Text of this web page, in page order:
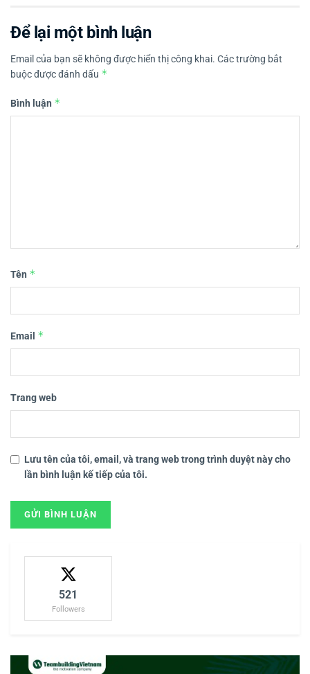
Để lại một bình luận
Email của bạn sẽ không được hiển thị công khai. Các trường bắt
buộc được đánh dấu *
Bình luận *
Tên *
Email *
Trang web
Lưu tên của tôi, email, và trang web trong trình duyệt này cho
lần bình luận kế tiếp của tôi.
521
Followers